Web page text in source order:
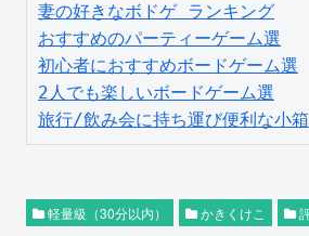
妻の好きなボドゲ ランキング
おすすめのパーティーゲーム選
初心者におすすめボードゲーム選
2人でも楽しいボードゲーム選
旅行/飲み会に持ち運び便利な小
軽量級（30分以内） かきくけこ